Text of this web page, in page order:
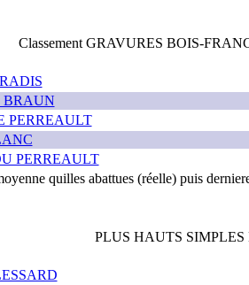
Classement GRAVURES BOIS-
BRAUN
PERREAULT
PERREAULT
quilles abattues (réelle) puis
PLUS HAUTS SIMPLES